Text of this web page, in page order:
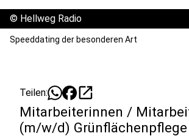
© Hellweg Radio
Speeddating der besonderen Art
Teilen: open_in_new
Mitarbeiterinnen /
(m/w/d) Grünflächenpflege